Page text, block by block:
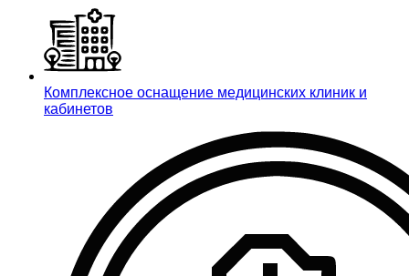
Комплексное оснащение медицинских клиник и
кабинетов